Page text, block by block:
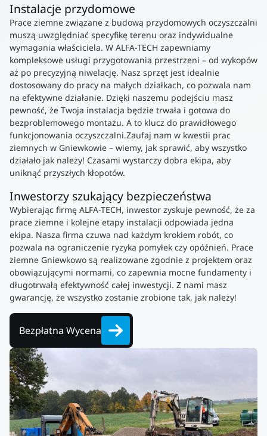
Instalacje przydomowe
Prace ziemne związane z budową przydomowych oczyszczalni
muszą uwzględniać specyfikę terenu oraz indywidualne
wymagania właściciela. W ALFA-TECH zapewniamy
kompleksowe usługi przygotowania przestrzeni – od wykopów
aż po precyzyjną niwelację. Nasz sprzęt jest idealnie
dostosowany do pracy na małych działkach, co pozwala nam
na efektywne działanie. Dzięki naszemu podejściu masz
pewność, że Twoja instalacja będzie trwała i gotowa do
bezproblemowego montażu. A to klucz do prawidłowego
funkcjonowania oczyszczalni.Zaufaj nam w kwestii prac
ziemnych w Gniewkowie – wiemy, jak sprawić, aby wszystko
działało jak należy! Czasami wystarczy dobra ekipa, aby
uniknąć przyszłych kłopotów.
Inwestorzy szukający bezpieczeństwa
Wybierając firmę ALFA-TECH, inwestor zyskuje pewność, że za
prace ziemne i kolejne etapy instalacji odpowiada jedna
ekipa. Nasza firma czuwa nad każdym krokiem robót, co
pozwala na ograniczenie ryzyka pomyłek czy opóźnień. Prace
ziemne Gniewkowo są realizowane zgodnie z projektem oraz
obowiązującymi normami, co zapewnia mocne fundamenty i
długotrwałą efektywność całej inwestycji. Z nami masz
gwarancję, że wszystko zostanie zrobione tak, jak należy!
Bezpłatna Wycena